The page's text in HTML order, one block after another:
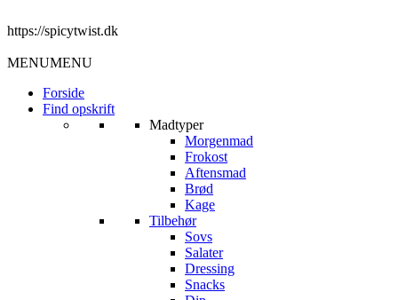
https://spicytwist.dk
MENUMENU
Forside
Find opskrift
Madtyper
Morgenmad
Frokost
Aftensmad
Brød
Kage
Tilbehør
Sovs
Salater
Dressing
Snacks